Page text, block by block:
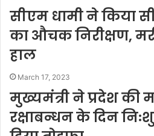
सीएम धामी ने किया
का औचक निरीक्षण,
हाल
March 17, 2023
मुख्यमंत्री ने प्रदेश की
रक्षाबन्धन के दिन